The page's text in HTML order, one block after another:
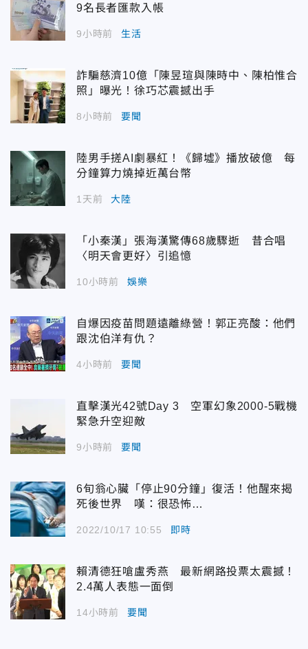
9名長者匯款入帳
9小時前 生活
詐騙慈濟10億「陳昱瑄與陳時中、陳柏惟合
照」曝光！徐巧芯震撼出手
8小時前 要聞
陸男手搓AI劇暴紅！《歸墟》播放破億 每
分鐘算力燒掉近萬台幣
1天前 大陸
「小秦漢」張海漢驚傳68歲驟逝 昔合唱
〈明天會更好〉引追憶
10小時前 娛樂
自爆因疫苗問題遠離綠營！郭正亮酸：他們
跟沈伯洋有仇？
4小時前 要聞
直擊漢光42號Day 3 空軍幻象2000-5戰機
緊急升空迎敵
9小時前 要聞
6旬翁心臟「停止90分鐘」復活！他醒來揭
死後世界 嘆：很恐怖…
2022/10/17 10:55 即時
賴清德狂嗆盧秀燕 最新網路投票太震撼！
2.4萬人表態一面倒
14小時前 要聞